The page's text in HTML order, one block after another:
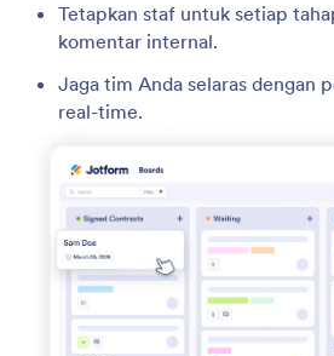
Tetapkan staf untuk setiap
komentar internal.
Jaga tim Anda selaras dengan
real-time.